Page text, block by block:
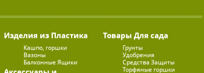
Изделия из Пластика
Кашпо, горшки
Вазоны
Балконные Ящики
Товары Для сада
Грунты
Удобрения
Средства Защиты
Торфяные горшки